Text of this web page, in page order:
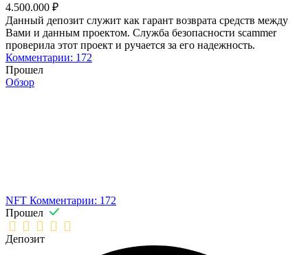
4.500.000 ₽
Данный депозит служит как гарант возврата средств между
Вами и данным проектом. Служба безопасности scammer
проверила этот проект и ручается за его надежность.
Комментарии: 172
Прошел
Обзор
NFT Комментарии: 172
Прошел
Депозит